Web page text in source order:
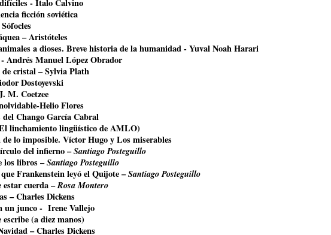
- Ítalo Calvino
ficción soviética
– Aristóteles
a dioses. Breve historia de la humanidad - Yuval Noah Harari
Andrés Manuel López Obrador
cristal – Sylvia Plath
Dostoyevski
M. Coetzee
Helio Flores
del Chango García Cabral
linchamiento lingüístico de AMLO)
lo imposible. Víctor Hugo y Los miserables
del infierno –Santiago Posteguillo
los libros –Santiago Posteguillo
Frankenstein leyó el Quijote –Santiago Posteguillo
estar cuerda –Rosa Montero
– Charles Dickens
un junco - Irene Vallejo
(a diez manos)
– Charles Dickens